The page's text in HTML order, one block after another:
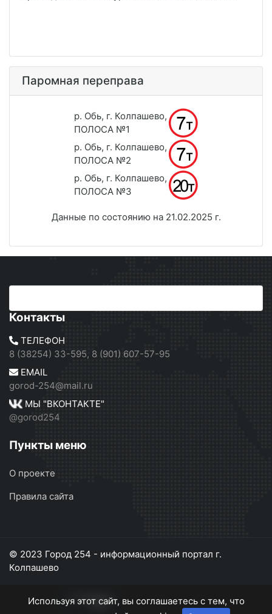
Паромная переправа
р. Обь, г. Колпашево,
ПОЛОСА №1
р. Обь, г. Колпашево,
ПОЛОСА №2
р. Обь, г. Колпашево,
ПОЛОСА №3
Данные по состоянию на 21.02.2025 г.
Контакты
ТЕЛЕФОН
8 (38254) 33-595, 8 (901) 607-57-95
EMAIL
gorod-254@mail.ru
МЫ "ВКОНТАКТЕ"
@gorod254
Пункты меню
О проекте
Правила сайта
© 2023 Город 254 - информационный портал г.
Колпашево
Используя этот сайт, вы соглашаетесь с тем, что